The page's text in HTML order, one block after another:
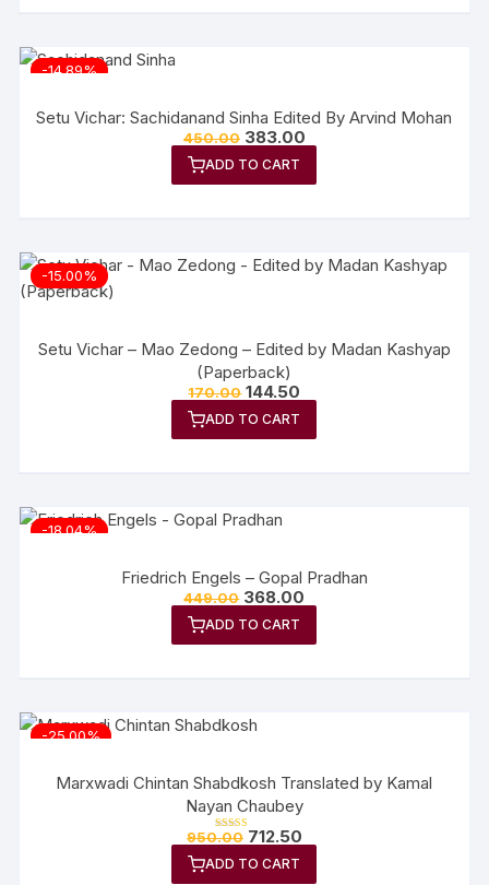
-14.89%
Setu Vichar: Sachidanand Sinha Edited By Arvind Mohan
450.00 383.00
ADD TO CART
-15.00%
Setu Vichar – Mao Zedong – Edited by Madan Kashyap
(Paperback)
170.00 144.50
ADD TO CART
-18.04%
Friedrich Engels – Gopal Pradhan
449.00 368.00
ADD TO CART
-25.00%
Marxwadi Chintan Shabdkosh Translated by Kamal
Nayan Chaubey
Rated
out of 5
950.00 712.50
ADD TO CART